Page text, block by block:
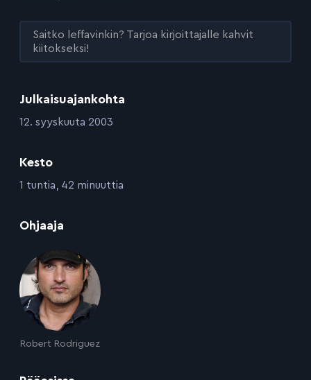
Julkaisuajankohta
:12. syyskuuta 2003
Kesto
:1 tuntia, 42 minuuttia
Ohjaaja
Robert Rodriguez
Saitko leffavinkin? Tarjoa kirjoittajalle kahvit
kiitokseksi!